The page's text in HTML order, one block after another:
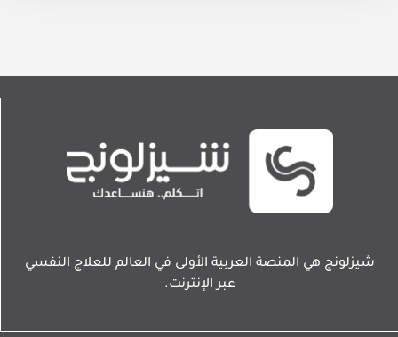
شيزلونج هي المنصة العربية الأولى في العالم للعلاج النفسي
عبر الإنترنت.